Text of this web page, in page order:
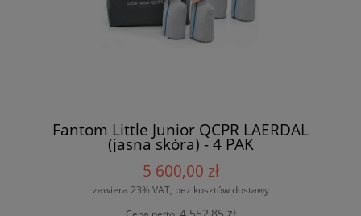
Fantom Little Junior QCPR LAERDAL
(jasna skóra) - 4 PAK
5 600,00 zł
zawiera 23% VAT, bez kosztów dostawy